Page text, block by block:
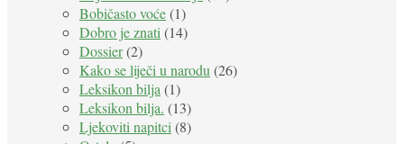
Bobičasto voće(1)
Dobro je znati (14)
Dossier(2)
Kako se liječi u narodu (26)
Leksikon bilja (1)
Leksikon bilja. (13)
Ljekoviti napitci (8)